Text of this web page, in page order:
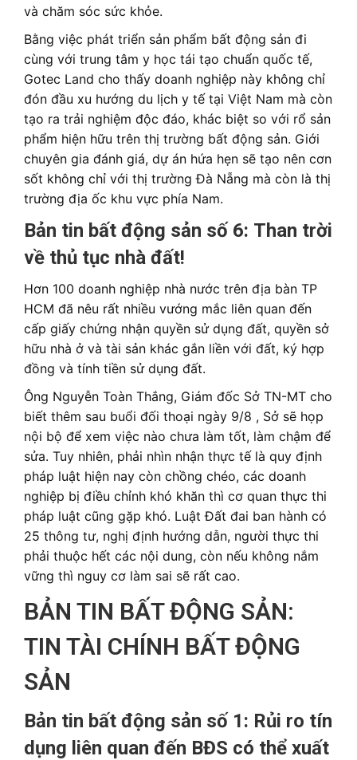
và chăm sóc sức khỏe.
Bằng việc phát triển sản phẩm bất động sản đi
cùng với trung tâm y học tái tạo chuẩn quốc tế,
Gotec Land cho thấy doanh nghiệp này không chỉ
đón đầu xu hướng du lịch y tế tại Việt Nam mà còn
tạo ra trải nghiệm độc đáo, khác biệt so với rổ sản
phẩm hiện hữu trên thị trường bất động sản. Giới
chuyên gia đánh giá, dự án hứa hẹn sẽ tạo nên cơn
sốt không chỉ với thị trường Đà Nẵng mà còn là thị
trường địa ốc khu vực phía Nam.
Bản tin bất động sản số 6: Than trời
về thủ tục nhà đất!
Hơn 100 doanh nghiệp nhà nước trên địa bàn TP
HCM đã nêu rất nhiều vướng mắc liên quan đến
cấp giấy chứng nhận quyền sử dụng đất, quyền sở
hữu nhà ở và tài sản khác gắn liền với đất, ký hợp
đồng và tính tiền sử dụng đất.
Ông Nguyễn Toàn Thắng, Giám đốc Sở TN-MT cho
biết thêm sau buổi đối thoại ngày 9/8 , Sở sẽ họp
nội bộ để xem việc nào chưa làm tốt, làm chậm để
sửa. Tuy nhiên, phải nhìn nhận thực tế là quy định
pháp luật hiện nay còn chồng chéo, các doanh
nghiệp bị điều chỉnh khó khăn thì cơ quan thực thi
pháp luật cũng gặp khó. Luật Đất đai ban hành có
25 thông tư, nghị định hướng dẫn, người thực thi
phải thuộc hết các nội dung, còn nếu không nắm
vững thì nguy cơ làm sai sẽ rất cao.
BẢN TIN BẤT ĐỘNG SẢN:
TIN TÀI CHÍNH BẤT ĐỘNG
SẢN
Bản tin bất động sản số 1: Rủi ro tín
dụng liên quan đến BĐS có thể xuất